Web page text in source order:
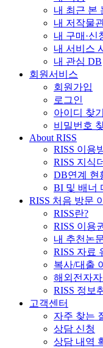
내 최근 본
내 저작물
내 구매·신
내 서비스
내 관심 DB
회원서비스
회원가입
로그인
아이디 찾기
비밀번호
About RISS
RISS 이용
RISS 지식
DB연계 현
BI 및 배너
RISS 처음 방문
RISS란?
RISS 이용
내 추천논
RISS 자료
복사/대출
해외전자
RISS 정보
고객센터
자주 찾는
상담 신청
상담 내역